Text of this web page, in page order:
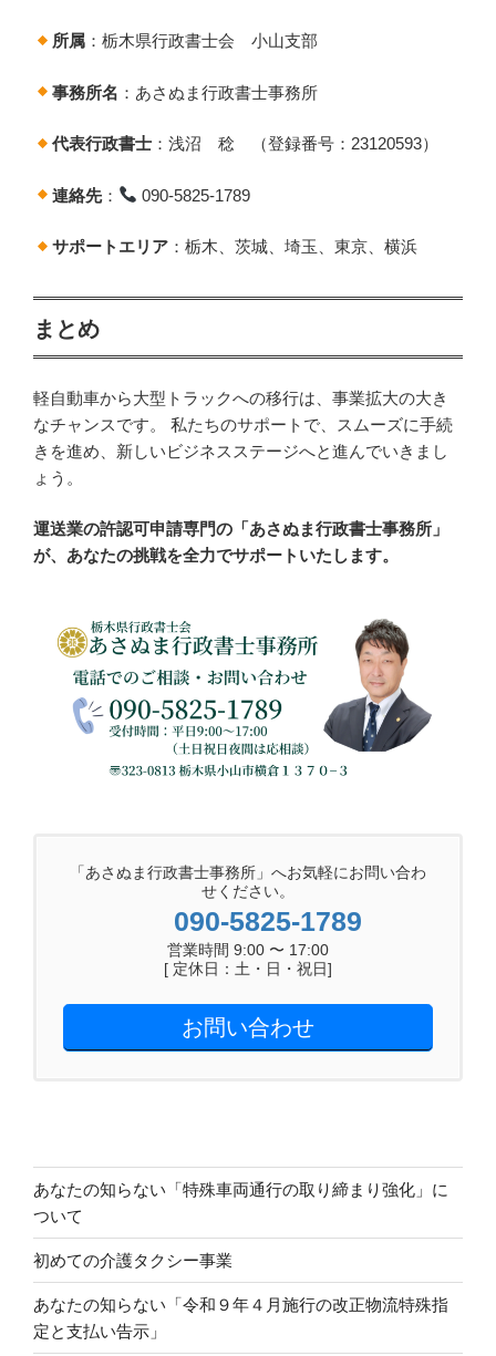
所属 ：栃木県行政書士会 小山支部
事務所名 ：あさぬま行政書士事務所
代表行政書士 ：浅沼 稔 （登録番号：23120593）
連絡先： 090-5825-1789
サポートエリア ：栃木、茨城、埼玉、東京、横浜
まとめ
軽自動車から大型トラックへの移行は、事業拡大の大き
なチャンスです。 私たちのサポートで、スムーズに手続
きを進め、新しいビジネスステージへと進んでいきまし
ょう。
運送業の許認可申請専門の「あさぬま行政書士事務所」
が、あなたの挑戦を全力でサポートいたします。
「あさぬま行政書士事務所」へお気軽にお問い合わ
せください。
090-5825-1789
営業時間 9:00 〜 17:00
[ 定休日：土・日・祝日]
お問い合わせ
あなたの知らない「特殊車両通行の取り締まり強化」に
ついて
初めての介護タクシー事業
あなたの知らない「令和９年４月施行の改正物流特殊指
定と支払い告示」